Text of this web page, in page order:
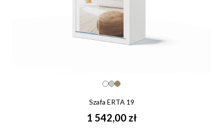
Szafa ERTA 19
1 542,00 zł